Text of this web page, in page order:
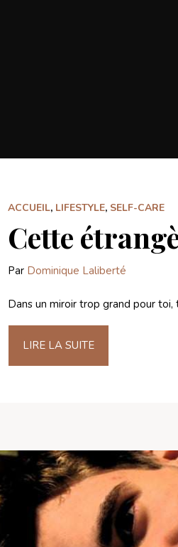
ACCUEIL, LIFESTYLE, SELF-CARE
Cette
Par Dominique Laliberté
Dans un miroir trop grand pour
LIRE LA SUITE